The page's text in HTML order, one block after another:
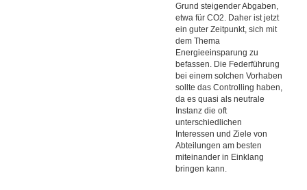
Grund steigender Abgaben,
etwa für CO2. Daher ist jetzt
ein guter Zeitpunkt, sich mit
dem Thema
Energieeinsparung zu
befassen. Die Federführung
bei einem solchen Vorhaben
sollte das Controlling haben,
da es quasi als neutrale
Instanz die oft
unterschiedlichen
Interessen und Ziele von
Abteilungen am besten
miteinander in Einklang
bringen kann.